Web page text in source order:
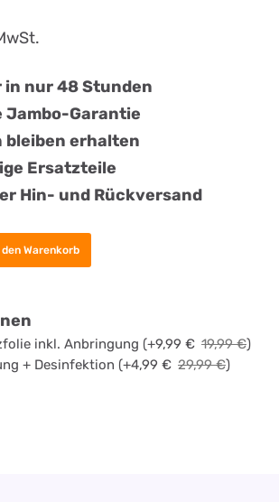
in nur 48 Stunden
Jambo-Garantie
bleiben erhalten
Ersatzteile
Hin- und Rückversand
den Warenkorb
inkl. Anbringung (+9,99 € 19,99€)
+ Desinfektion (+4,99 € 29,99€)